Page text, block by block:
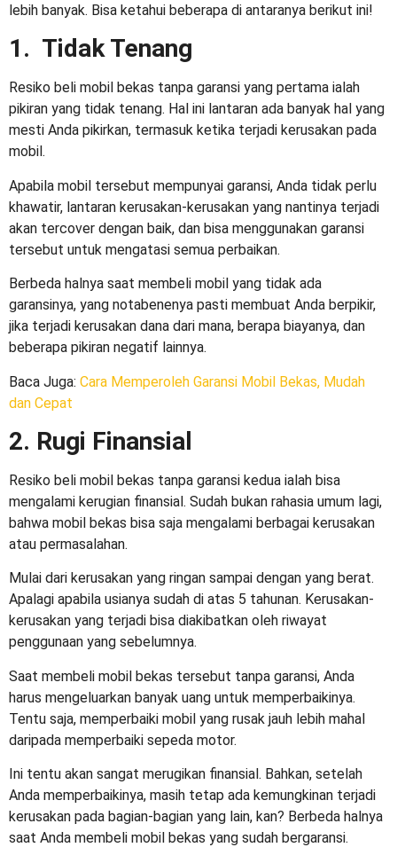
lebih banyak. Bisa ketahui beberapa di antaranya berikut ini!
1. Tidak Tenang
Resiko beli mobil bekas tanpa garansi yang pertama ialah
pikiran yang tidak tenang. Hal ini lantaran ada banyak hal yang
mesti Anda pikirkan, termasuk ketika terjadi kerusakan pada
mobil.
Apabila mobil tersebut mempunyai garansi, Anda tidak perlu
khawatir, lantaran kerusakan-kerusakan yang nantinya terjadi
akan tercover dengan baik, dan bisa menggunakan garansi
tersebut untuk mengatasi semua perbaikan.
Berbeda halnya saat membeli mobil yang tidak ada
garansinya, yang notabenenya pasti membuat Anda berpikir,
jika terjadi kerusakan dana dari mana, berapa biayanya, dan
beberapa pikiran negatif lainnya.
Baca Juga: Cara Memperoleh Garansi Mobil Bekas, Mudah
dan Cepat
2. Rugi Finansial
Resiko beli mobil bekas tanpa garansi kedua ialah bisa
mengalami kerugian finansial. Sudah bukan rahasia umum lagi,
bahwa mobil bekas bisa saja mengalami berbagai kerusakan
atau permasalahan.
Mulai dari kerusakan yang ringan sampai dengan yang berat.
Apalagi apabila usianya sudah di atas 5 tahunan. Kerusakan-
kerusakan yang terjadi bisa diakibatkan oleh riwayat
penggunaan yang sebelumnya.
Saat membeli mobil bekas tersebut tanpa garansi, Anda
harus mengeluarkan banyak uang untuk memperbaikinya.
Tentu saja, memperbaiki mobil yang rusak jauh lebih mahal
daripada memperbaiki sepeda motor.
Ini tentu akan sangat merugikan finansial. Bahkan, setelah
Anda memperbaikinya, masih tetap ada kemungkinan terjadi
kerusakan pada bagian-bagian yang lain, kan? Berbeda halnya
saat Anda membeli mobil bekas yang sudah bergaransi.